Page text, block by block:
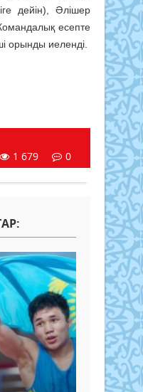
дейін), Әлішер
есепте
орынды иеленді.
1 679 0